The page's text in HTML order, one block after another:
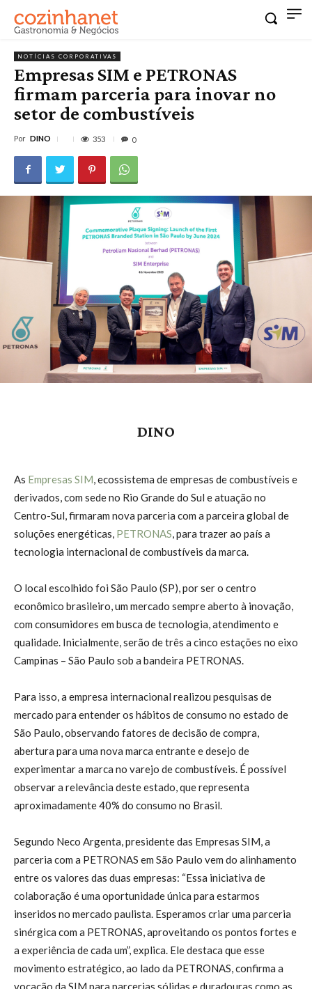
NOTÍCIAS CORPORATIVAS
Empresas SIM e PETRONAS
firmam parceria para inovar no
setor de combustíveis
Por DINO 353 0
DINO
As Empresas SIM , ecossistema de empresas de combustíveis e
derivados, com sede no Rio Grande do Sul e atuação no
Centro-Sul, firmaram nova parceria com a parceira global de
soluções energéticas, PETRONAS , para trazer ao país a
tecnologia internacional de combustíveis da marca.
O local escolhido foi São Paulo (SP), por ser o centro
econômico brasileiro, um mercado sempre aberto à inovação,
com consumidores em busca de tecnologia, atendimento e
qualidade. Inicialmente, serão de três a cinco estações no eixo
Campinas – São Paulo sob a bandeira PETRONAS.
Para isso, a empresa internacional realizou pesquisas de
mercado para entender os hábitos de consumo no estado de
São Paulo, observando fatores de decisão de compra,
abertura para uma nova marca entrante e desejo de
experimentar a marca no varejo de combustíveis. É possível
observar a relevância deste estado, que representa
aproximadamente 40% do consumo no Brasil.
Segundo Neco Argenta, presidente das Empresas SIM, a
parceria com a PETRONAS em São Paulo vem do alinhamento
entre os valores das duas empresas: “Essa iniciativa de
colaboração é uma oportunidade única para estarmos
inseridos no mercado paulista. Esperamos criar uma parceria
sinérgica com a PETRONAS, aproveitando os pontos fortes e
a experiência de cada um”, explica. Ele destaca que esse
movimento estratégico, ao lado da PETRONAS, confirma a
vocação da SIM para parcerias sólidas e duradouras como as